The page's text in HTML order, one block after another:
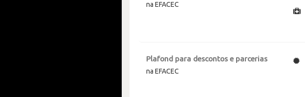
na EFACEC
Plafond para descontos e parcerias
na EFACEC